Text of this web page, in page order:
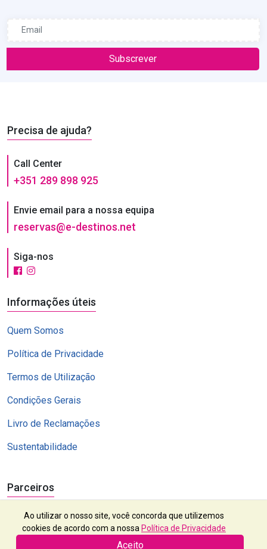
Subscrever
Precisa de ajuda?
Call Center
+351 289 898 925
Envie email para a nossa equipa
reservas@e-destinos.net
Siga-nos
Informações úteis
Quem Somos
Política de Privacidade
Termos de Utilização
Condições Gerais
Livro de Reclamações
Sustentabilidade
Parceiros
Ao utilizar o nosso site, você concorda que utilizemos
cookies de acordo com a nossa Política de Privacidade
Aceito